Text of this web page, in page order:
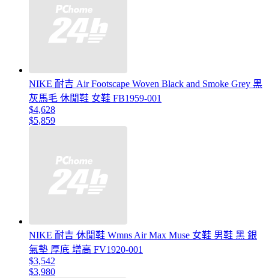
NIKE 耐吉 Air Footscape Woven Black and Smoke Grey 黑
灰馬毛 休閒鞋 女鞋 FB1959-001
$4,628
$5,859
NIKE 耐吉 休閒鞋 Wmns Air Max Muse 女鞋 男鞋 黑 銀
氣墊 厚底 增高 FV1920-001
$3,542
$3,980